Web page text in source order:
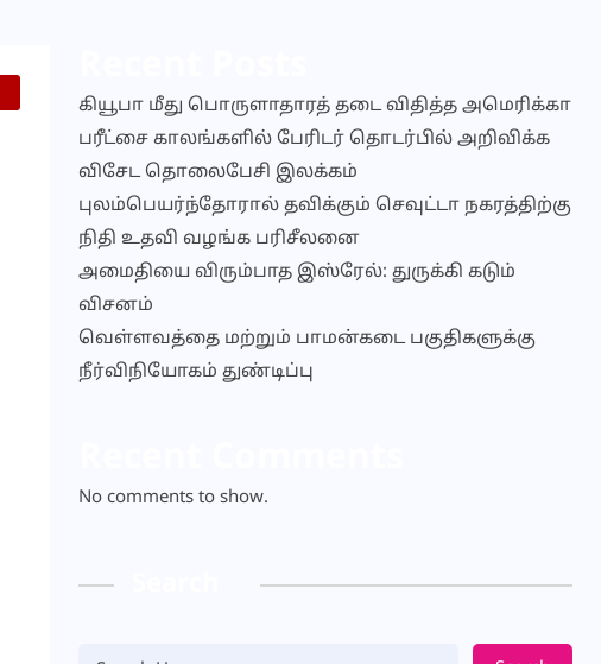
கியூபா மீது பொருளாதாரத் தடை விதித்த அமெரிக்கா
பரீட்சை காலங்களில் பேரிடர் தொடர்பில் அறிவிக்க
விசேட தொலைபேசி இலக்கம்
புலம்பெயர்ந்தோரால் தவிக்கும் செவுட்டா நகரத்திற்கு
நிதி உதவி வழங்க பரிசீலனை
அமைதியை விரும்பாத இஸ்ரேல்: துருக்கி கடும்
விசனம்
வெள்ளவத்தை மற்றும் பாமன்கடை பகுதிகளுக்கு
நீர்விநியோகம் துண்டிப்பு
No comments to show.